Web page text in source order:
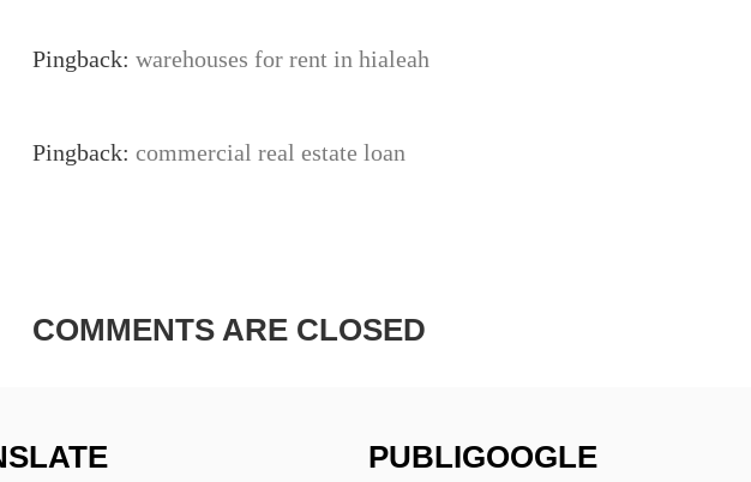
Pingback: warehouses for rent in hialeah
Pingback: commercial real estate loan
COMMENTS ARE CLOSED
PUBLIGOOGLE